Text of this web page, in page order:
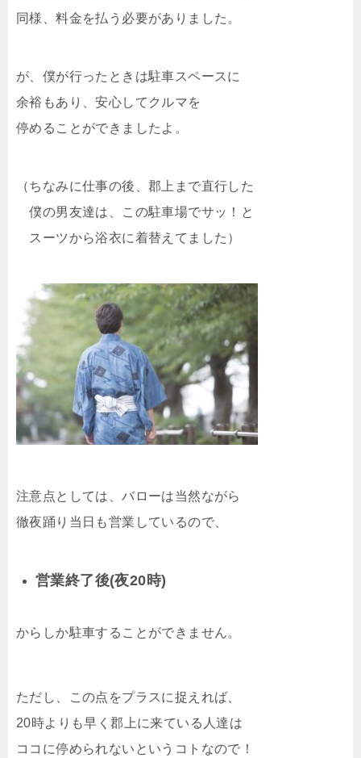
同様、料金を払う必要がありました。
が、僕が行ったときは駐車スペースに
余裕もあり、安心してクルマを
停めることができましたよ。
（ちなみに仕事の後、郡上まで直行した
僕の男友達は、この駐車場でサッ！と
スーツから浴衣に着替えてました）
注意点としては、バローは当然ながら
徹夜踊り当日も営業しているので、
営業終了後(夜20時)
からしか駐車することができません。
ただし、この点をプラスに捉えれば、
20時よりも早く郡上に来ている人達は
ココに停められないというコトなので！